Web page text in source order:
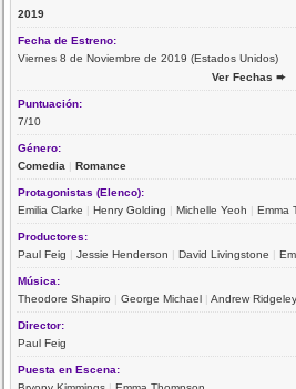
2019
Fecha de Estreno:
Viernes 8 de Noviembre de 2019 (Estados Unidos)
Ver Fechas ➨
Puntuación:
7/10
Género:
Comedia |Romance
Protagonistas (Elenco):
Emilia Clarke |Henry Golding |Michelle Yeoh |Emma
Productores:
Paul Feig |Jessie Henderson |David Livingstone |
Música:
Theodore Shapiro |George Michael |Andrew Ridgeley
Director:
Paul Feig
Puesta en Escena: